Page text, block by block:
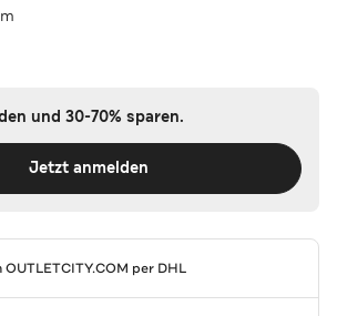
und 30-70% sparen.
Jetzt anmelden
OUTLETCITY.COM per DHL